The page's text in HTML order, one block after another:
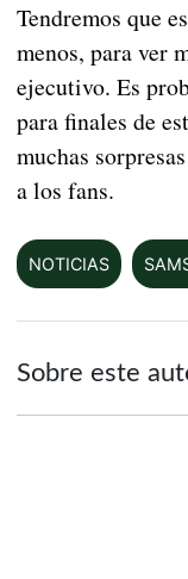
Tendremos que
menos, para ver
ejecutivo. Es
para finales de
muchas
a los fans.
NOTICIAS
Sobre este